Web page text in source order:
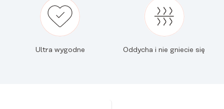
Ultra wygodne Oddycha i nie gniecie się